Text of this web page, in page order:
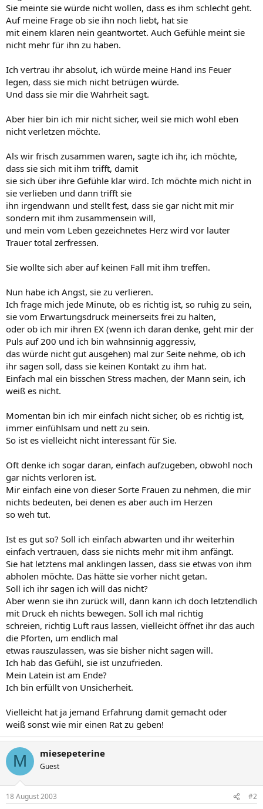
Sie meinte sie würde nicht wollen, dass es ihm schlecht geht.
Auf meine Frage ob sie ihn noch liebt, hat sie
mit einem klaren nein geantwortet. Auch Gefühle meint sie
nicht mehr für ihn zu haben.
Ich vertrau ihr absolut, ich würde meine Hand ins Feuer
legen, dass sie mich nicht betrügen würde.
Und dass sie mir die Wahrheit sagt.
Aber hier bin ich mir nicht sicher, weil sie mich wohl eben
nicht verletzen möchte.
Als wir frisch zusammen waren, sagte ich ihr, ich möchte,
dass sie sich mit ihm trifft, damit
sie sich über ihre Gefühle klar wird. Ich möchte mich nicht in
sie verlieben und dann trifft sie
ihn irgendwann und stellt fest, dass sie gar nicht mit mir
sondern mit ihm zusammensein will,
und mein vom Leben gezeichnetes Herz wird vor lauter
Trauer total zerfressen.
Sie wollte sich aber auf keinen Fall mit ihm treffen.
Nun habe ich Angst, sie zu verlieren.
Ich frage mich jede Minute, ob es richtig ist, so ruhig zu sein,
sie vom Erwartungsdruck meinerseits frei zu halten,
oder ob ich mir ihren EX (wenn ich daran denke, geht mir der
Puls auf 200 und ich bin wahnsinnig aggressiv,
das würde nicht gut ausgehen) mal zur Seite nehme, ob ich
ihr sagen soll, dass sie keinen Kontakt zu ihm hat.
Einfach mal ein bisschen Stress machen, der Mann sein, ich
weiß es nicht.
Momentan bin ich mir einfach nicht sicher, ob es richtig ist,
immer einfühlsam und nett zu sein.
So ist es vielleicht nicht interessant für Sie.
Oft denke ich sogar daran, einfach aufzugeben, obwohl noch
gar nichts verloren ist.
Mir einfach eine von dieser Sorte Frauen zu nehmen, die mir
nichts bedeuten, bei denen es aber auch im Herzen
so weh tut.
Ist es gut so? Soll ich einfach abwarten und ihr weiterhin
einfach vertrauen, dass sie nichts mehr mit ihm anfängt.
Sie hat letztens mal anklingen lassen, dass sie etwas von ihm
abholen möchte. Das hätte sie vorher nicht getan.
Soll ich ihr sagen ich will das nicht?
Aber wenn sie ihn zurück will, dann kann ich doch letztendlich
mit Druck eh nichts bewegen. Soll ich mal richtig
schreien, richtig Luft raus lassen, vielleicht öffnet ihr das auch
die Pforten, um endlich mal
etwas rauszulassen, was sie bisher nicht sagen will.
Ich hab das Gefühl, sie ist unzufrieden.
Mein Latein ist am Ende?
Ich bin erfüllt von Unsicherheit.
Vielleicht hat ja jemand Erfahrung damit gemacht oder
weiß sonst wie mir einen Rat zu geben!
M miesepeterine
Guest
18 August 2003 #2